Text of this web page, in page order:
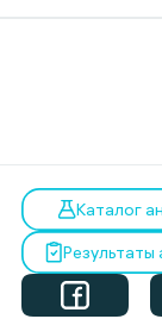
Каталог
Результаты